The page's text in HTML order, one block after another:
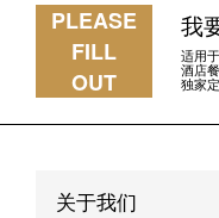
PLEASE
FILL
OUT
我
适用
酒店
独家
关于我们